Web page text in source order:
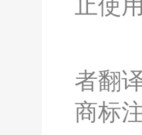
者翻
商标